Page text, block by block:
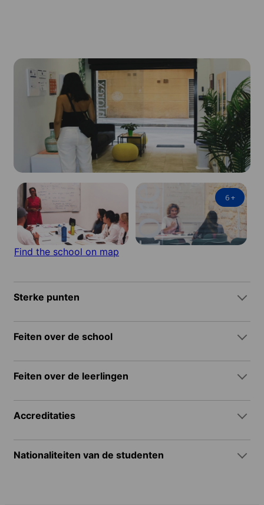
6+
Find the school on map
Sterke punten
Feiten over de school
Feiten over de leerlingen
Accreditaties
Nationaliteiten van de studenten